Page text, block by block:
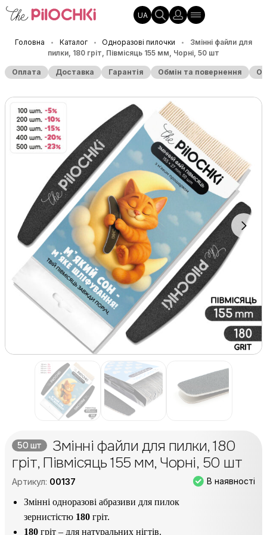
UA
Головна • Каталог • Одноразові пилочки •
Змінні файли для
пилки, 180 гріт, Півмісяць 155 мм, Чорні, 50 шт
Оплата Доставка Гарантія Обмін та повернення
50 шт
Змінні файли для пилки, 180
гріт, Півмісяць 155 мм, Чорні, 50 шт
Артикул: 00137 В наявності
Змінні одноразові абразиви для пилок
зернистістю 180 гріт.
180 гріт – для натуральних нігтів.